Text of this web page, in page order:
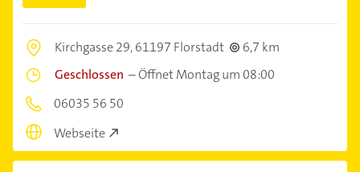
Kirchgasse 29,61197 Florstadt
6,7 km
Geschlossen –Öffnet Montag um 08:00
06035 56 50
Webseite